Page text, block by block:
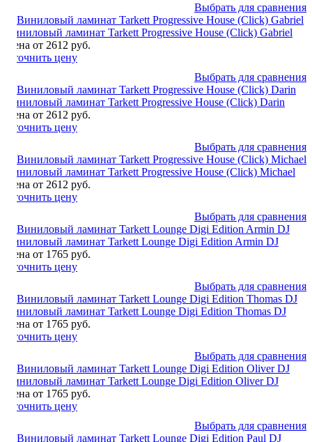
Выбрать для сравнения
Виниловый ламинат Tarkett Progressive House (Click) Gabriel
Цена от 2612 руб.
Уточнить цену
Выбрать для сравнения
Виниловый ламинат Tarkett Progressive House (Click) Darin
Цена от 2612 руб.
Уточнить цену
Выбрать для сравнения
Виниловый ламинат Tarkett Progressive House (Click) Michael
Цена от 2612 руб.
Уточнить цену
Выбрать для сравнения
Виниловый ламинат Tarkett Lounge Digi Edition Armin DJ
Цена от 1765 руб.
Уточнить цену
Выбрать для сравнения
Виниловый ламинат Tarkett Lounge Digi Edition Thomas DJ
Цена от 1765 руб.
Уточнить цену
Выбрать для сравнения
Виниловый ламинат Tarkett Lounge Digi Edition Oliver DJ
Цена от 1765 руб.
Уточнить цену
Выбрать для сравнения